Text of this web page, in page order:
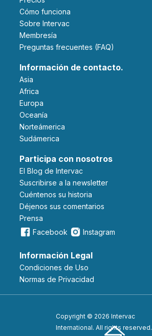
Cómo funciona
Sobre Intervac
Membresía
Preguntas frecuentes (FAQ)
Información de contacto.
Asia
Africa
Europa
Oceanía
Norteámerica
Sudámerica
Participa con nosotros
El Blog de Intervac
Suscribirse a la newsletter
Cuéntenos su historia
Déjenos sus comentarios
Prensa
Facebook
Instagram
Información Legal
Condiciones de Uso
Normas de Privacidad
Copyright © 2026 Intervac
International. All rights reserved.